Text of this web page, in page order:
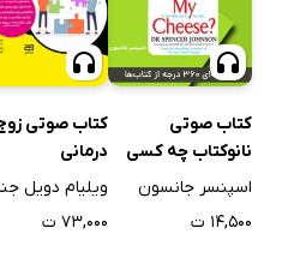
کتاب صوتی
نانوکتاب چه کسی
پنیر مرا جا به جا
اسپنسر جانسون
۱۴,۵۰۰ ت
کتاب صوتی
درمانی
ویلیام دویل
۷۳,۰۰۰ ت